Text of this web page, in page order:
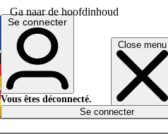
Ga naar de hoofdinhoud
Close menu
English
Deutsch
Español
Se connecter
Vous êtes déconnecté.
Se connecter